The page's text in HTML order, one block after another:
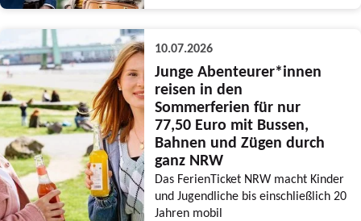
10.07.2026
Junge Abenteurer*innen
reisen in den
Sommerferien für nur
77,50 Euro mit Bussen,
Bahnen und Zügen durch
ganz NRW
Das FerienTicket NRW macht Kinder
und Jugendliche bis einschließlich 20
Jahren mobil